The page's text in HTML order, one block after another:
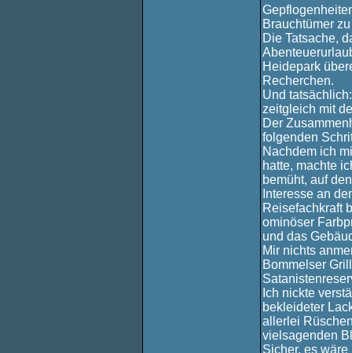
Brauchtümer
Die Tatsache,
Heidepark
Recherchen.
Und
zeitgleich mit
Der
folgenden
Nachdem ich
hatte, machte
bemüht, auf
Interesse an
Reisefachkraft
ominöser
und das
Mir nichts
Bommelser
Ich nickte
bekleideter
allerlei
vielsagenden
Sicher, es